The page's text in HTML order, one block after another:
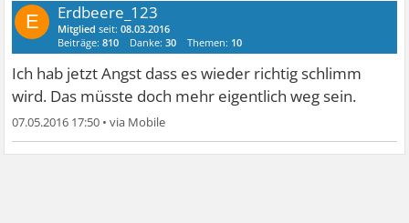
E Erdbeere_123
Mitglied seit:08.03.2016
Beiträge:810 Danke:30 Themen: 10
Ich hab jetzt Angst dass es wieder richtig schlimm
wird. Das müsste doch mehr eigentlich weg sein.
07.05.2016 17:50 •